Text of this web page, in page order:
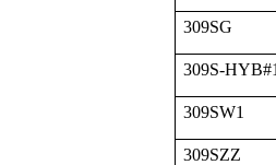
309SG
309S-
309SW1
309SZZ